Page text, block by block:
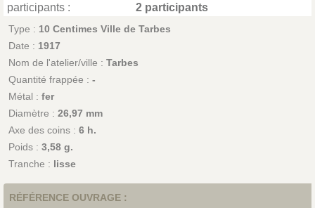
participants :
2 participants
Type : 10 Centimes Ville de Tarbes
Date : 1917
Nom de l'atelier/ville : Tarbes
Quantité frappée : -
Métal : fer
Diamètre : 26,97 mm
Axe des coins : 6 h.
Poids : 3,58 g.
Tranche : lisse
RÉFÉRENCE OUVRAGE :